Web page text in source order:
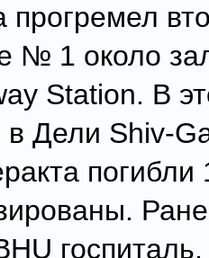
прогремел
№ 1 около
Station. В
в Дели Shiv-